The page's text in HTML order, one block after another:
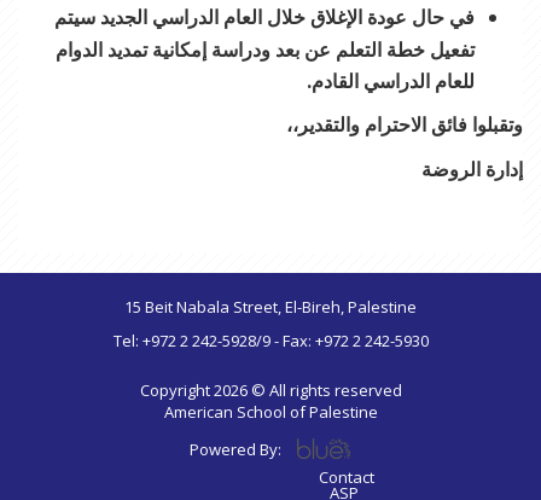
في حال عودة الإغلاق خلال العام الدراسي الجديد سيتم
تفعيل خطة التعلم عن بعد ودراسة إمكانية تمديد الدوام
للعام الدراسي القادم.
وتقبلوا فائق الاحترام والتقدير،،
إدارة الروضة
15 Beit Nabala Street, El-Bireh, Palestine
Tel: +972 2 242-5928/9 - Fax: +972 2 242-5930
Copyright 2026 © All rights reserved
American School of Palestine
Powered By:
Contact
ASP